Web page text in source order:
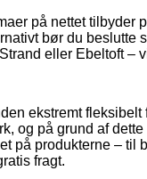
på nettet tilbyder
bør du beslutte
eller Ebeltoft –
ekstremt
og på grund af
på produkterne – til
fragt.